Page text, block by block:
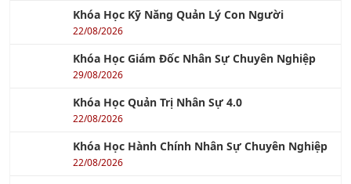
Khóa Học Kỹ Năng Quản Lý Con Người
22/08/2026
Khóa Học Giám Đốc Nhân Sự Chuyên Nghiệp
29/08/2026
22/08/2026